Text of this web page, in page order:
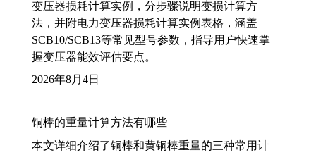
变压器损耗计算实例，分步骤说明变损计算方
法，并附电力变压器损耗计算实例表格，涵盖
SCB10/SCB13等常见型号参数，指导用户快速掌
握变压器能效评估要点。
2026年8月4日
铜棒的重量计算方法有哪些
本文详细介绍了铜棒和黄铜棒重量的三种常用计